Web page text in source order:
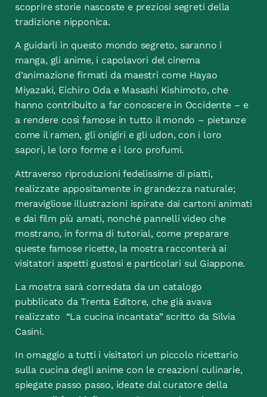
scoprire storie nascoste e preziosi segreti della
tradizione nipponica.
A guidarli in questo mondo segreto, saranno i
manga, gli anime, i capolavori del cinema
d’animazione firmati da maestri come Hayao
Miyazaki, Eichiro Oda e Masashi Kishimoto, che
hanno contribuito a far conoscere in Occidente – e
a rendere così famose in tutto il mondo – pietanze
come il ramen, gli onigiri e gli udon, con i loro
sapori, le loro forme e i loro profumi.
Attraverso riproduzioni fedelissime di piatti,
realizzate appositamente in grandezza naturale;
meravigliose illustrazioni ispirate dai cartoni animati
e dai film più amati, nonché pannelli video che
mostrano, in forma di tutorial, come preparare
queste famose ricette, la mostra racconterà ai
visitatori aspetti gustosi e particolari sul Giappone.
La mostra sarà corredata da un catalogo
pubblicato da Trenta Editore, che già avava
realizzato “La cucina incantata” scritto da Silvia
Casini.
In omaggio a tutti i visitatori un piccolo ricettario
sulla cucina degli anime con le creazioni culinarie,
spiegate passo passo, ideate dal curatore della